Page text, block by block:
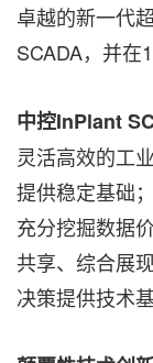
卓越的新一代
SCADA，并在
中控InPlant
灵活高效的工
提供稳定基础
充分挖掘数据
共享、综合展
决策提供技术基